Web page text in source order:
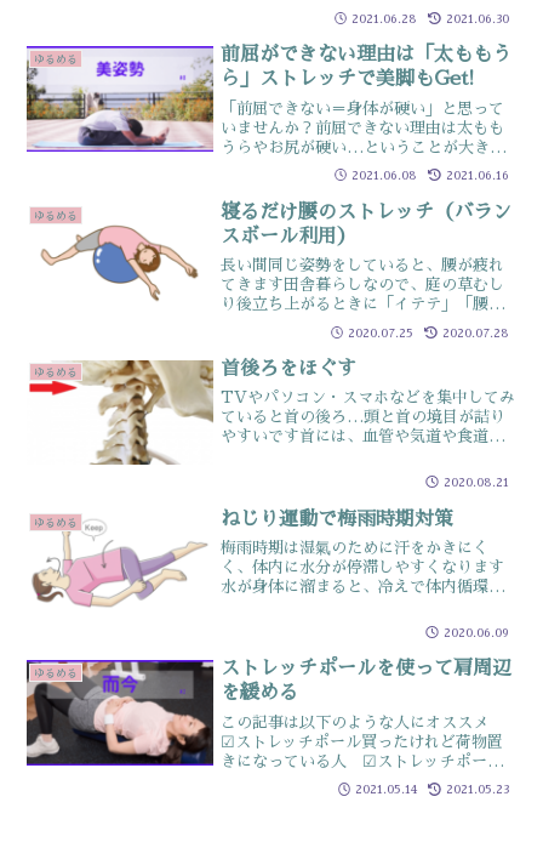
少しずつずらして使うことで丸める・反
らす・横に倒す・捻じるなど他の部位に
はない、複雑な動きが可能ですどの動き
も使っていないと、姿勢を...
2021.06.28 2021.06.30
ゆるめる
前屈ができない理由は「太ももう
ら」ストレッチで美脚もGet!
「前屈できない＝身体が硬い」と思って
いませんか？前屈できない理由は太もも
うらやお尻が硬い…ということが大きな
理由他にもそもそもの前屈の仕方がが間
違っている人が多く正しいやり方ををす
ると5～10cmくらいは即変わります今回
は、その両方を解説し...
2021.06.08 2021.06.16
ゆるめる
寝るだけ腰のストレッチ（バラン
スボール利用）
長い間同じ姿勢をしていると、腰が疲れ
てきます田舎暮らしなので、庭の草むし
り後立ち上がるときに「イテテ」「腰
が…」「どっこいしょ」なんて音声が聞
こえてくることが多いですそんな時は3分
程度、腰とお腹を伸ばしましょうillust-
2020.07.25 2020.07.28
ゆるめる 首後ろをほぐす
TVやパソコン・スマホなどを集中してみ
ていると首の後ろ…頭と首の境目が詰り
やすいです首には、血管や気道や食道な
ションにないことで、その空洞が狭くな
くい…などの状態になり...
2020.08.21
ゆるめる ねじり運動で梅雨時期対策
梅雨時期は湿氣のために汗をかきにく
く、体内に水分が停滞しやすくなります
水が身体に溜まると、冷えで体内循環が
なんかダルイ、なんか調子でない…とい
せんということは…余分な水...
2020.06.09
ゆるめる
ストレッチポールを使って肩周辺
を緩める
この記事は以下のような人にオススメ
☑ストレッチポール買ったけれど荷物置
きになっている人 ☑ストレッチポール
でどう使ったらいいのか分からない人
☑肩周辺を緩めたい人ストレッチポール
2021.05.14 2021.05.23